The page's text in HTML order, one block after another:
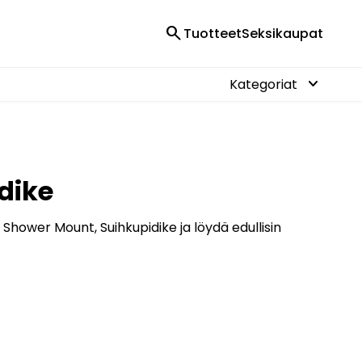
searchTuotteetSeksikaupat
Kategoriat keyboard_arrow_down
Mount, Suihkupidike ja löydä edullisin